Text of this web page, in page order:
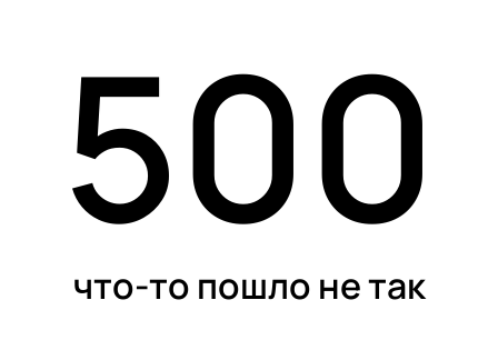
статьи
500
что-то пошло не так